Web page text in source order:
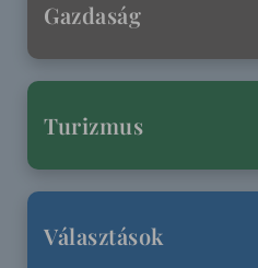
Gazdaság
Turizmus
Választások